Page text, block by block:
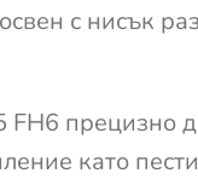
с нисък
FH6 прецизно
като